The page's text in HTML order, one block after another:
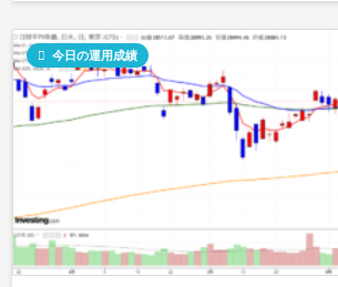
 今日の運用成績